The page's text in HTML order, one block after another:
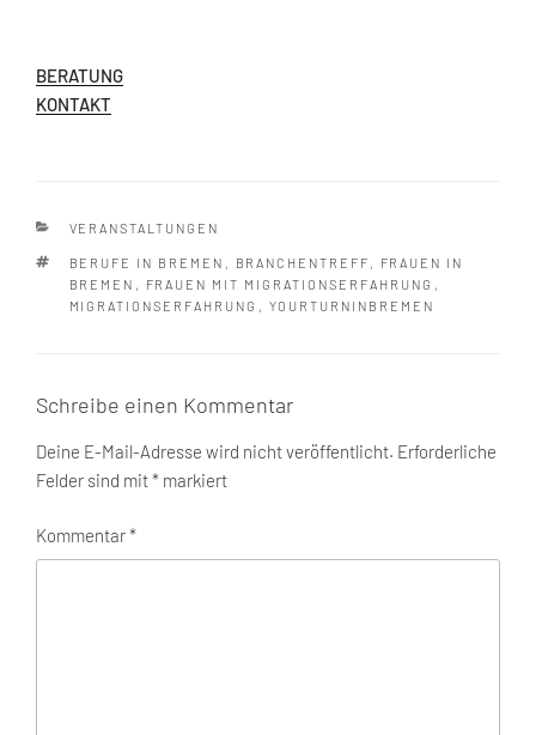
BERATUNG
KONTAKT
KATEGORIEN
VERANSTALTUNGEN
SCHLAGWÖRTER
BERUFE IN BREMEN , BRANCHENTREFF ,
FRAUEN IN
BREMEN , FRAUEN MIT MIGRATIONSERFAHRUNG ,
MIGRATIONSERFAHRUNG , YOURTURNINBREMEN
Schreibe einen Kommentar
Deine E-Mail-Adresse wird nicht veröffentlicht. Erforderliche
Felder sind mit* markiert
Kommentar*